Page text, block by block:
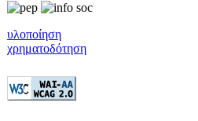
υλοποίηση
χρηματοδότηση